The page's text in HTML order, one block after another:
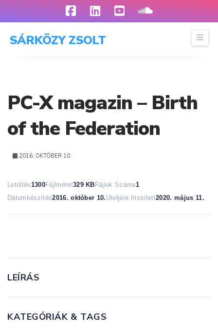
Facebook
LinkedInYouTubeSoundCloud
SÁRKÖZY ZSOLT
PC-X magazin – Birth
of the Federation
2016. OKTÓBER 10.
Letöltés 1300Fájlméret329 KBFájlok Száma1
Dátumkészítés2016. október 10. Utoljára frissített2020. május 11.
LEÍRÁS
KATEGÓRIÁK & TAGS